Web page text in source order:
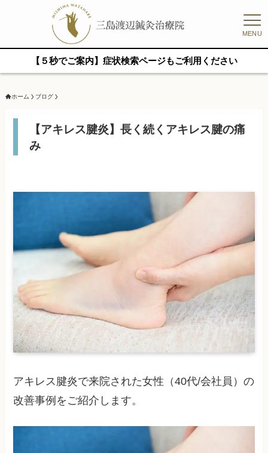
MENU
【５秒でご案内】症状検索ページもご利用ください
ホーム ブログ
【アキレス腱炎】長く続くアキレス腱の痛
み
アキレス腱炎で来院された女性（40代/会社員）の
改善事例をご紹介します。